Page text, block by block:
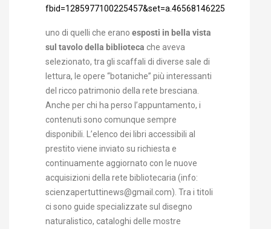
fbid=1285977100225457&set=a.465681462255029
uno di quelli che erano esposti in bella vista
sul tavolo della biblioteca che aveva
selezionato, tra gli scaffali di diverse sale di
lettura, le opere “botaniche” più interessanti
del ricco patrimonio della rete bresciana.
Anche per chi ha perso l’appuntamento, i
contenuti sono comunque sempre
disponibili. L’elenco dei libri accessibili al
prestito viene inviato su richiesta e
continuamente aggiornato con le nuove
acquisizioni della rete bibliotecaria (info:
scienzapertuttinews@gmail.com). Tra i titoli
ci sono guide specializzate sul disegno
naturalistico, cataloghi delle mostre